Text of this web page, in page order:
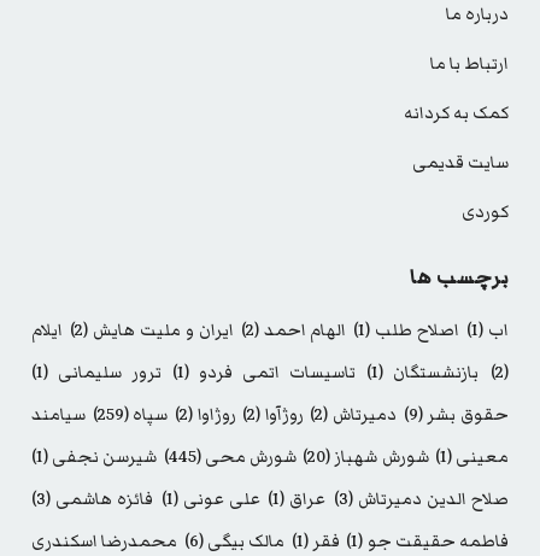
درباره ما
ارتباط با ما
کمک به کردانه
سایت قدیمی
کوردی
برچسب ها
اب (1) اصلاح طلب (1) الهام احمد(2) ایران و ملیت هایش (2)
ایلام
(2)
بازنشستگان (1) تاسیسات اتمی فردو (1) ترور سلیمانی (1)
حقوق بشر (9) دمیرتاش (2) روژآوا(2) روژاوا(2) سپاه(259)
سیامند
معینی(1) شورش شهباز(20) شورش محی(445) شیرسن نجفی(1)
صلاح الدین دمیرتاش (3) عراق (1) علی عونی (1) فائزه هاشمی (3)
فاطمه حقیقت جو (1) فقر (1) مالک بیگی(6)
محمدرضا اسکندری